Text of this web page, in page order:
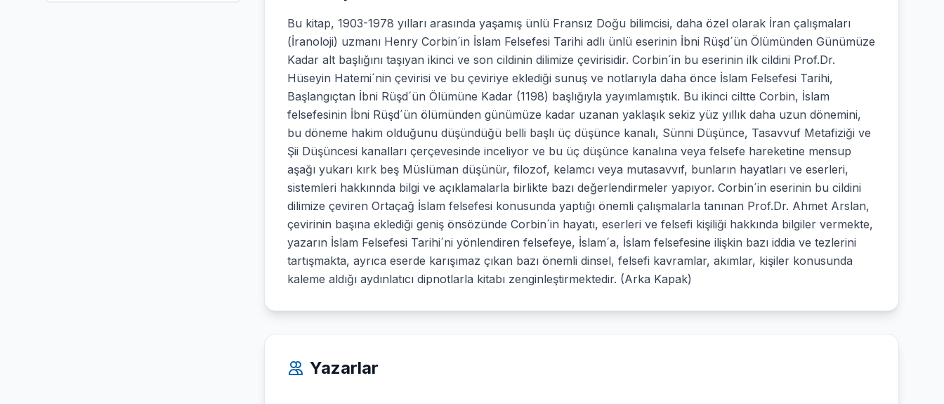
Bu kitap, 1903-1978 yılları arasında yaşamış ünlü Fransız Doğu bilimcisi, daha özel olarak İran çalışmaları
(İranoloji) uzmanı Henry Corbin´in İslam Felsefesi Tarihi adlı ünlü eserinin İbni Rüşd´ün Ölümünden Günümüze
Kadar alt başlığını taşıyan ikinci ve son cildinin dilimize çevirisidir. Corbin´in bu eserinin ilk cildini Prof.Dr.
Hüseyin Hatemi´nin çevirisi ve bu çeviriye eklediği sunuş ve notlarıyla daha önce İslam Felsefesi Tarihi,
Başlangıçtan İbni Rüşd´ün Ölümüne Kadar (1198) başlığıyla yayımlamıştık. Bu ikinci ciltte Corbin, İslam
felsefesinin İbni Rüşd´ün ölümünden günümüze kadar uzanan yaklaşık sekiz yüz yıllık daha uzun dönemini,
bu döneme hakim olduğunu düşündüğü belli başlı üç düşünce kanalı, Sünni Düşünce, Tasavvuf Metafiziği ve
Şii Düşüncesi kanalları çerçevesinde inceliyor ve bu üç düşünce kanalına veya felsefe hareketine mensup
aşağı yukarı kırk beş Müslüman düşünür, filozof, kelamcı veya mutasavvıf, bunların hayatları ve eserleri,
sistemleri hakkınnda bilgi ve açıklamalarla birlikte bazı değerlendirmeler yapıyor. Corbin´in eserinin bu cildini
dilimize çeviren Ortaçağ İslam felsefesi konusunda yaptığı önemli çalışmalarla tanınan Prof.Dr. Ahmet Arslan,
çevirinin başına eklediği geniş önsözünde Corbin´in hayatı, eserleri ve felsefi kişiliği hakkında bilgiler vermekte,
yazarın İslam Felsefesi Tarihi´ni yönlendiren felsefeye, İslam´a, İslam felsefesine ilişkin bazı iddia ve tezlerini
tartışmakta, ayrıca eserde karışımaz çıkan bazı önemli dinsel, felsefi kavramlar, akımlar, kişiler konusunda
kaleme aldığı aydınlatıcı dipnotlarla kitabı zenginleştirmektedir. (Arka Kapak)
Yazarlar